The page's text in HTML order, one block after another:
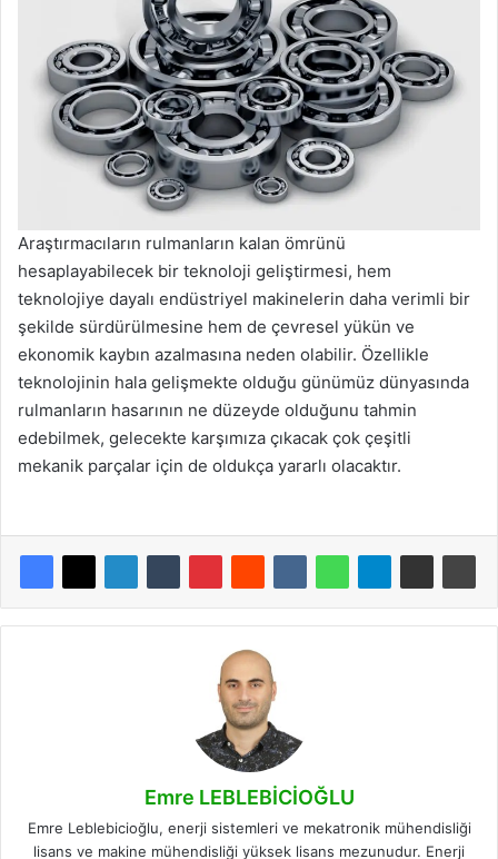
Araştırmacıların rulmanların kalan ömrünü
hesaplayabilecek bir teknoloji geliştirmesi, hem
teknolojiye dayalı endüstriyel makinelerin daha verimli bir
şekilde sürdürülmesine hem de çevresel yükün ve
ekonomik kaybın azalmasına neden olabilir. Özellikle
teknolojinin hala gelişmekte olduğu günümüz dünyasında
rulmanların hasarının ne düzeyde olduğunu tahmin
edebilmek, gelecekte karşımıza çıkacak çok çeşitli
mekanik parçalar için de oldukça yararlı olacaktır.
Emre LEBLEBİCİOĞLU
Emre Leblebicioğlu, enerji sistemleri ve mekatronik mühendisliği
lisans ve makine mühendisliği yüksek lisans mezunudur. Enerji